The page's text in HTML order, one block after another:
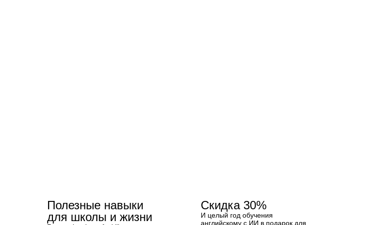
Полезные навыки
для школы и жизни
Скидка 30%
И целый год обучения
английскому с ИИ в подарок для